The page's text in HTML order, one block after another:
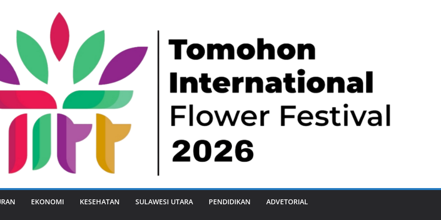
EKONOMI KESEHATAN SULAWESI UTARA PENDIDIKAN ADVETORIAL